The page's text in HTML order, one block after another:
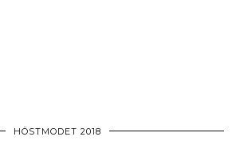
HÖSTMODET 2018